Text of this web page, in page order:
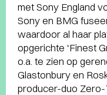
met Sony England
Sony en BMG
waardoor al haar
opgerichte ‘Finest
o.a. te zien op
Glastonbury en
producer-duo